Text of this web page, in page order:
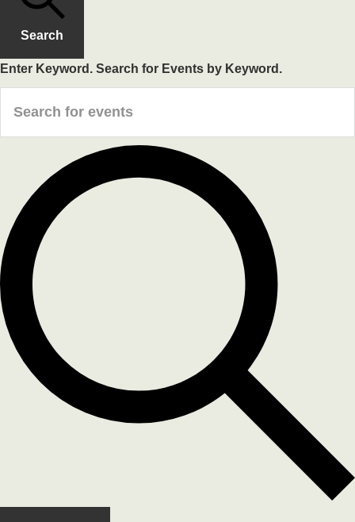
Search
Enter Keyword. Search for Events by Keyword.